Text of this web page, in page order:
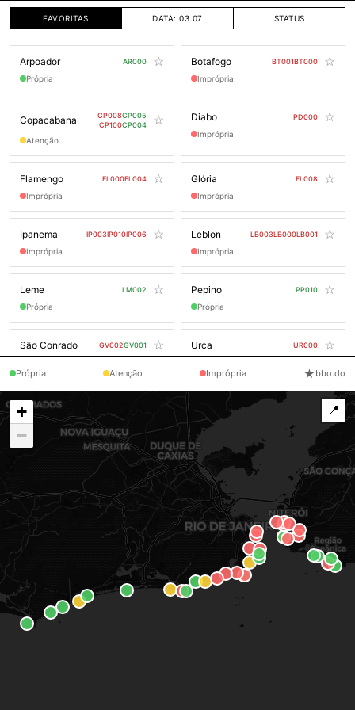
FAVORITAS DATA: 03.07 STATUS
Arpoador AR000
Própria
Botafogo BT001BT000
Imprópria
Copacabana CP008CP005
CP100CP004
Atenção
Diabo PD000
Imprópria
Flamengo FL000FL004
Imprópria
Glória FL008
Imprópria
Ipanema IP003IP010IP006
Imprópria
Leblon LB003LB000LB001
Imprópria
Leme LM002
Própria
Pepino PP010
Própria
São Conrado GV002GV001 Urca UR000
Vermelha
Própria Imprópria
BD009 BD005
Barra da Tijuca II BD010
Imprópria
Própria
Grumari GM001 GM000
Própria
Joatinga JT000
Própria
Pontal de
Sernambetiba
Própria Atenção Imprópria ★ bbo.do
📍
+
−